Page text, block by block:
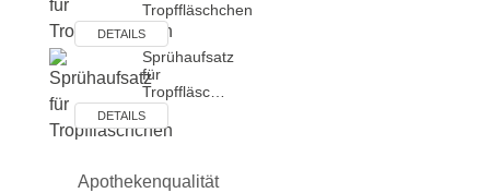
Tropffläschchen
DETAILS
Sprühaufsatz
für
Tropffläsc…
DETAILS
Apothekenqualität